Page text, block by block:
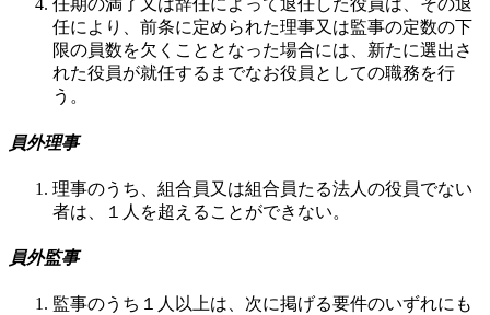
任期の満了又は辞任によって退任した役員は、その退
任により、前条に定められた理事又は監事の定数の下
限の員数を欠くこととなった場合には、新たに選出さ
れた役員が就任するまでなお役員としての職務を行
う。
員外理事
理事のうち、組合員又は組合員たる法人の役員でない
者は、１人を超えることができない。
員外監事
監事のうち１人以上は、次に掲げる要件のいずれにも